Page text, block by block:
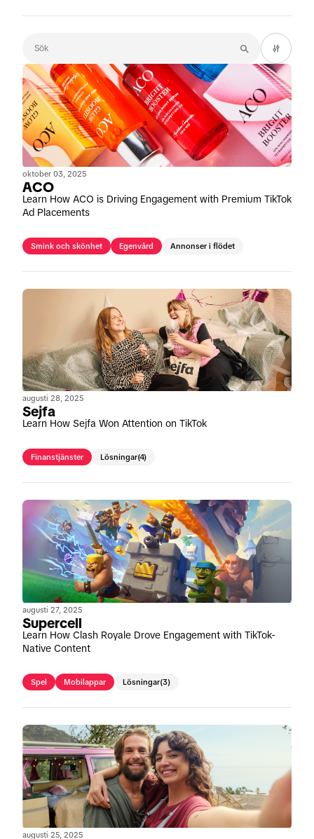
oktober 03, 2025
ACO
Learn How ACO is Driving Engagement with Premium TikTok
Ad Placements
Smink och skönhet Egenvård Annonser i flödet
augusti 28, 2025
Sejfa
Learn How Sejfa Won Attention on TikTok
Finanstjänster Lösningar(4)
augusti 27, 2025
Supercell
Learn How Clash Royale Drove Engagement with TikTok-
Native Content
Spel Mobilappar Lösningar(3)
augusti 25, 2025